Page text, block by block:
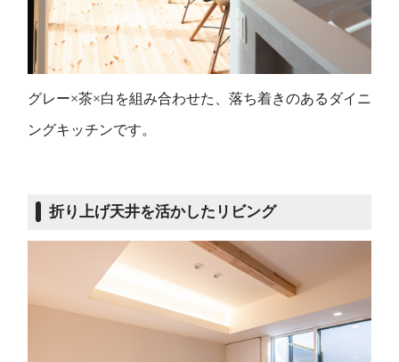
グレー×茶×白を組み合わせた、落ち着きのあるダイニ
ングキッチンです。
折り上げ天井を活かしたリビング